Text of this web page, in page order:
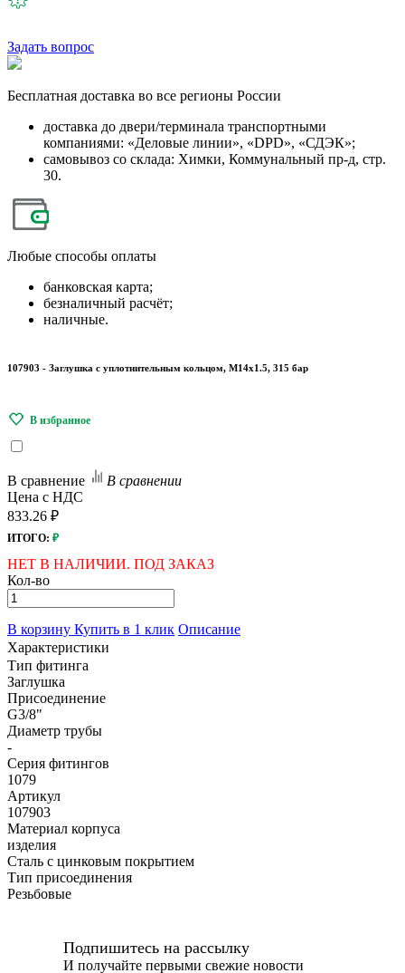
Задать вопрос
Бесплатная доставка во все регионы России
доставка до двери/терминала транспортными
компаниями: «Деловые линии», «DPD», «СДЭК»;
самовывоз со склада: Химки, Коммунальный пр-д, стр.
30.
Любые способы оплаты
банковская карта;
безналичный расчёт;
наличные.
107903 - Заглушка с уплотнительным кольцом, M14x1.5, 315 бар
В сравнение
В сравнении
Цена с НДС
833.26 ₽
ИТОГО: ₽
НЕТ В НАЛИЧИИ. ПОД ЗАКАЗ
Кол-во
В корзину Купить в 1 клик Описание
Характеристики
Тип фитинга
Заглушка
Присоединение
G3/8"
Диаметр трубы
-
Серия фитингов
1079
Артикул
107903
Материал корпуса
изделия
Сталь с цинковым покрытием
Тип присоединения
Резьбовые
Подпишитесь на рассылку
И получайте первыми свежие новости